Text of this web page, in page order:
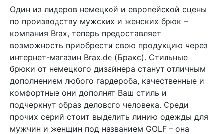
Один из лидеров немецкой и европейской сцены
по производству мужских и женских брюк –
компания Brax, теперь предоставляет
возможность приобрести свою продукцию через
интернет-магазин Brax.de (Бракс). Стильные
брюки от немецкого дизайнера станут отличным
дополнением любого гардероба, качественные и
комфортные они дополнят Ваш стиль и
подчеркнут образ делового человека. Среди
прочих серий стоит выделить линию одежды для
мужчин и женщин под названием GOLF – она